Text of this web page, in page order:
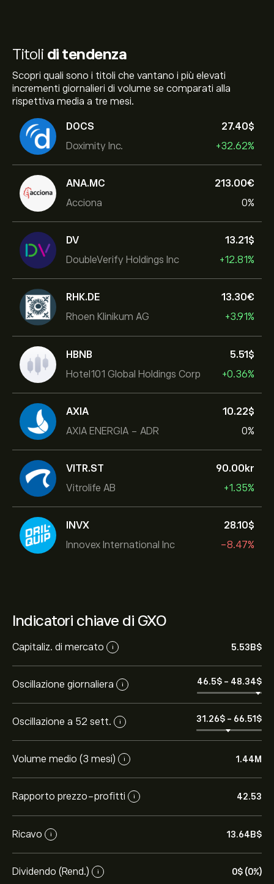
Titoli di tendenza
Scopri quali sono i titoli che vantano i più elevati
incrementi giornalieri di volume se comparati alla
rispettiva media a tre mesi.
DOCS
Doximity Inc.
27.40‎$‎
+32.62%
ANA.MC
Acciona
213.00‎€‎
0%
DV
DoubleVerify Holdings Inc
13.21‎$‎
+12.81%
RHK.DE
Rhoen Klinikum AG
13.30‎€‎
+3.91%
HBNB
Hotel101 Global Holdings Corp
5.51‎$‎
+0.36%
AXIA
AXIA ENERGIA - ADR
10.22‎$‎
0%
VITR.ST
Vitrolife AB
90.00‎kr‎
+1.35%
INVX
Innovex International Inc
28.10‎$‎
-8.47%
Indicatori chiave di GXO
Capitaliz. di mercato i 5.53B‎$‎
Oscillazione giornaliera i 46.5‎$‎ - 48.34‎$‎
Oscillazione a 52 sett. i 31.26‎$‎ - 66.51‎$‎
Volume medio (3 mesi) i 1.44M
Rapporto prezzo-profitti i 42.53
Ricavo i 13.64B‎$‎
Dividendo (Rend.) i 0‎$‎ (0%)